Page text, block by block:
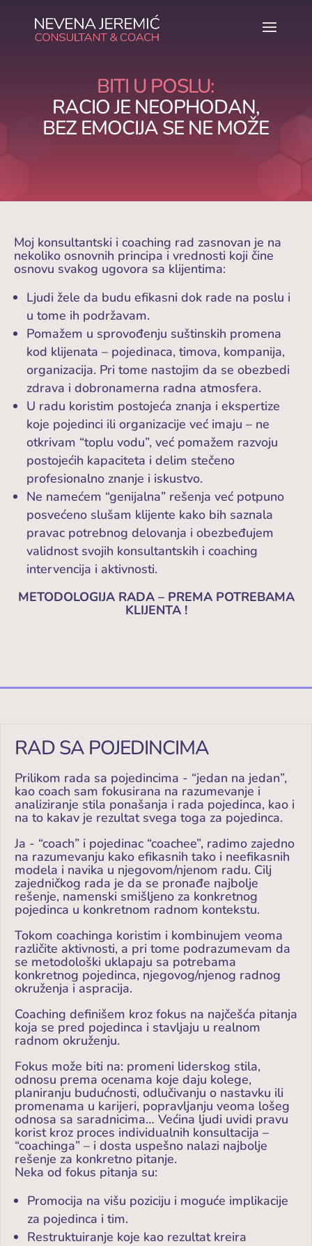
BITI U POSLU:
RACIO JE NEOPHODAN,
BEZ EMOCIJA SE NE MOŽE
Moj konsultantski i coaching rad zasnovan je na
nekoliko osnovnih principa i vrednosti koji čine
osnovu svakog ugovora sa klijentima:
Ljudi žele da budu efikasni dok rade na poslu i
u tome ih podržavam.
Pomažem u sprovođenju suštinskih promena
kod klijenata – pojedinaca, timova, kompanija,
organizacija. Pri tome nastojim da se obezbedi
zdrava i dobronamerna radna atmosfera.
U radu koristim postojeća znanja i ekspertize
koje pojedinci ili organizacije već imaju – ne
otkrivam “toplu vodu”, već pomažem razvoju
postojećih kapaciteta i delim stečeno
profesionalno znanje i iskustvo.
Ne namećem “genijalna” rešenja već potpuno
posvećeno slušam klijente kako bih saznala
pravac potrebnog delovanja i obezbeđujem
validnost svojih konsultantskih i coaching
intervencija i aktivnosti.
METODOLOGIJA RADA – PREMA POTREBAMA
KLIJENTA !
RAD SA POJEDINCIMA
Prilikom rada sa pojedincima - “jedan na jedan”,
kao coach sam fokusirana na razumevanje i
analiziranje stila ponašanja i rada pojedinca, kao i
na to kakav je rezultat svega toga za pojedinca.
Ja - “coach” i pojedinac “coachee”, radimo zajedno
na razumevanju kako efikasnih tako i neefikasnih
modela i navika u njegovom/njenom radu. Cilj
zajedničkog rada je da se pronađe najbolje
rešenje, namenski smišljeno za konkretnog
pojedinca u konkretnom radnom kontekstu.
Tokom coachinga koristim i kombinujem veoma
različite aktivnosti, a pri tome podrazumevam da
se metodološki uklapaju sa potrebama
konkretnog pojedinca, njegovog/njenog radnog
okruženja i aspracija.
Coaching definišem kroz fokus na najčešća pitanja
koja se pred pojedinca i stavljaju u realnom
radnom okruženju.
Fokus može biti na: promeni liderskog stila,
odnosu prema ocenama koje daju kolege,
planiranju budućnosti, odlučivanju o nastavku ili
promenama u karijeri, popravljanju veoma lošeg
odnosa sa saradnicima… Većina ljudi uvidi pravu
korist kroz proces individualnih konsultacija –
“coachinga” – i dosta uspešno nalazi najbolje
rešenje za konkretno pitanje.
Neka od fokus pitanja su:
Promocija na višu poziciju i moguće implikacije
za pojedinca i tim.
Restruktuiranje koje kao rezultat kreira